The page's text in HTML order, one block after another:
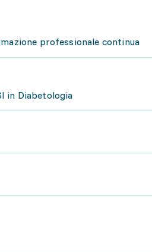
professionale continua
in Diabetologia